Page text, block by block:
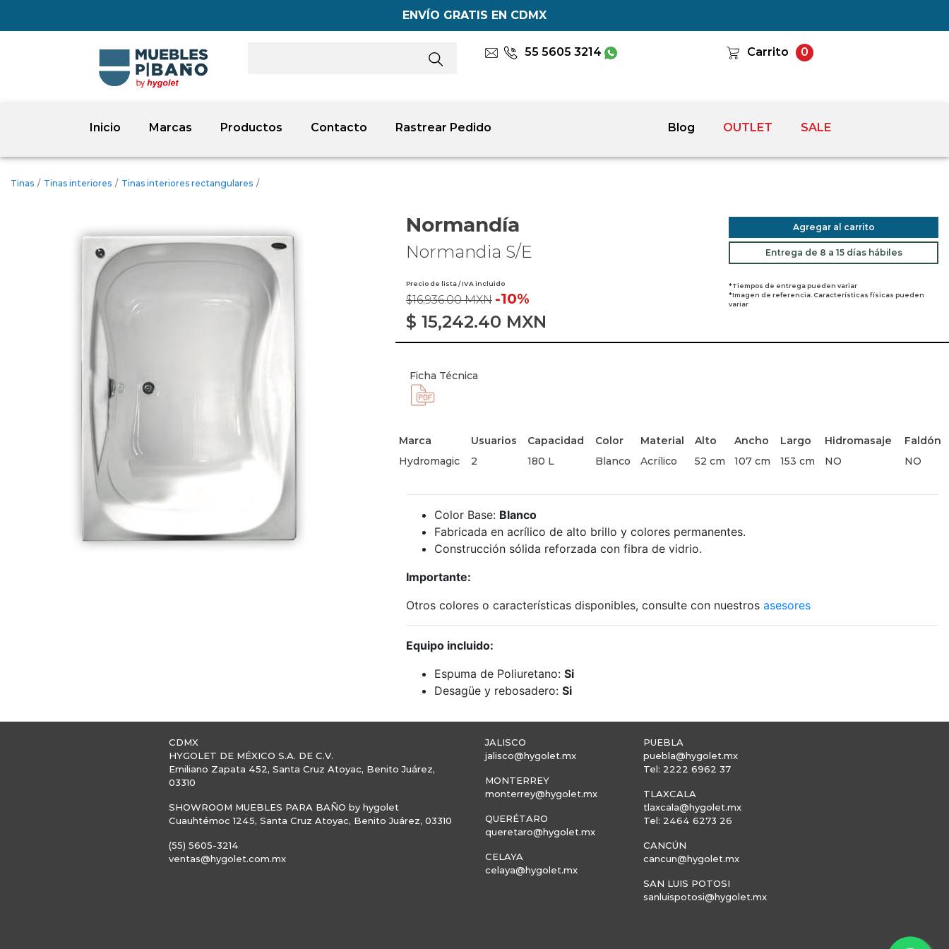
ENVÍO GRATIS EN CDMX
55 5605 3214 Carrito 0
Inicio Marcas Productos Contacto Rastrear Pedido Blog OUTLET SALE
Tinas / Tinas interiores / Tinas interiores rectangulares /
Normandía
Normandia S/E
Precio de lista / IVA incluido
$16,936.00 MXN -10%
$ 15,242.40 MXN
Agregar al carrito
Entrega de 8 a 15 días hábiles
*Tiempos de entrega pueden variar
*Imagen de referencia. Características físicas pueden
variar
Ficha Técnica
Marca Usuarios Capacidad Color Material Alto Ancho Largo Hidromasaje
Faldón
Hydromagic
2 180 L Blanco Acrílico 52 cm 107 cm 153 cm NO NO
Color Base: Blanco
Fabricada en acrílico de alto brillo y colores permanentes.
Construcción sólida reforzada con fibra de vidrio.
Importante:
Otros colores o características disponibles, consulte con nuestros asesores
Equipo incluido:
Espuma de Poliuretano: Si
Desagüe y rebosadero: Si
CDMX
HYGOLET DE MÉXICO S.A. DE C.V.
Emiliano Zapata 452, Santa Cruz Atoyac, Benito Juárez,
03310
SHOWROOM MUEBLES PARA BAÑO by hygolet
Cuauhtémoc 1245, Santa Cruz Atoyac, Benito Juárez, 03310
(55) 5605-3214
ventas@hygolet.com.mx
JALISCO
jalisco@hygolet.mx
MONTERREY
monterrey@hygolet.mx
QUERÉTARO
queretaro@hygolet.mx
CELAYA
celaya@hygolet.mx
PUEBLA
puebla@hygolet.mx
Tel: 2222 6962 37
TLAXCALA
tlaxcala@hygolet.mx
Tel: 2464 6273 26
CANCÚN
cancun@hygolet.mx
SAN LUIS POTOSI
sanluispotosi@hygolet.mx